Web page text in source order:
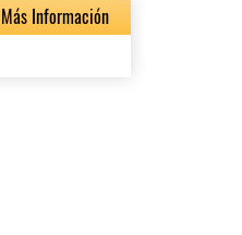
Más Información